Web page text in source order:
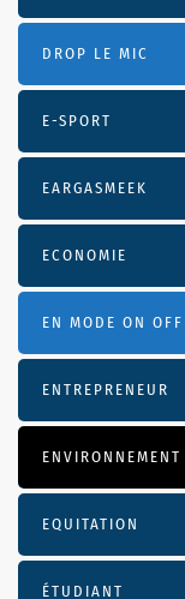
DROP LE MIC
E-SPORT
EARGASMEEK
ECONOMIE
EN MODE ON OFF
ENTREPRENEUR
ENVIRONNEMENT
EQUITATION
ÉTUDIANT